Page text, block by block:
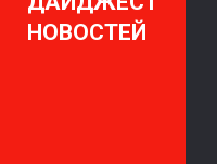
НОВОСТЕЙ